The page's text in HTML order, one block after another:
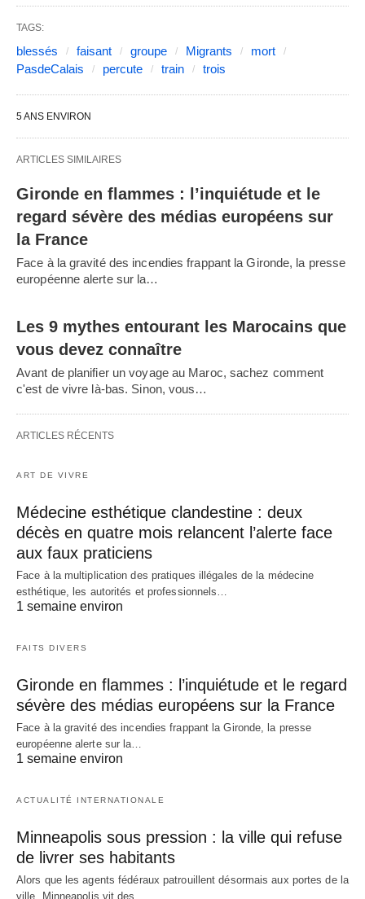
TAGS:
blessés faisant groupe Migrants
mort
PasdeCalais
percute train trois
5 ANS ENVIRON
ARTICLES SIMILAIRES
Gironde en flammes : l’inquiétude et le
regard sévère des médias européens sur
la France
Face à la gravité des incendies frappant la Gironde, la presse
européenne alerte sur la…
Les 9 mythes entourant les Marocains que
vous devez connaître
Avant de planifier un voyage au Maroc, sachez comment
c'est de vivre là-bas. Sinon, vous…
ARTICLES RÉCENTS
ART DE VIVRE
Médecine esthétique clandestine : deux
décès en quatre mois relancent l’alerte face
aux faux praticiens
Face à la multiplication des pratiques illégales de la médecine
esthétique, les autorités et professionnels…
1 semaine environ
FAITS DIVERS
Gironde en flammes : l’inquiétude et le regard
sévère des médias européens sur la France
Face à la gravité des incendies frappant la Gironde, la presse
européenne alerte sur la…
1 semaine environ
ACTUALITÉ INTERNATIONALE
Minneapolis sous pression : la ville qui refuse
de livrer ses habitants
Alors que les agents fédéraux patrouillent désormais aux portes de la
ville, Minneapolis vit des…